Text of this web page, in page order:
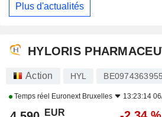
Plus d'actualités
HYLORIS
Action HYL BE0974363955
Temps réel Euronext Bruxelles 13:23:14
EUR